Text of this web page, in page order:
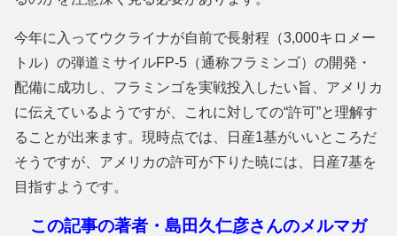
今年に入ってウクライナが自前で長射程（3,000キロメー
トル）の弾道ミサイルFP-5（通称フラミンゴ）の開発・
配備に成功し、フラミンゴを実戦投入したい旨、アメリカ
に伝えているようですが、これに対しての“許可”と理解す
ることが出来ます。現時点では、日産1基がいいところだ
そうですが、アメリカの許可が下りた暁には、日産7基を
目指すようです。
この記事の著者・島田久仁彦さんのメルマガ